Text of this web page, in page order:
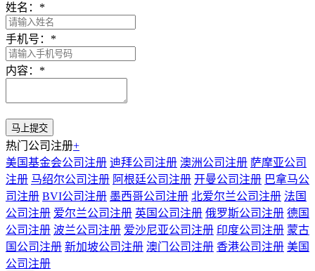
姓名： *
手机号： *
内容： *
热门公司注册+
美国基金会公司注册 迪拜公司注册 澳洲公司注册 萨摩亚公司
注册 马绍尔公司注册 阿根廷公司注册 开曼公司注册 巴拿马公
司注册 BVI公司注册 墨西哥公司注册 北爱尔兰公司注册 法国
公司注册 爱尔兰公司注册 英国公司注册 俄罗斯公司注册 德国
公司注册 波兰公司注册 爱沙尼亚公司注册 印度公司注册 蒙古
国公司注册 新加坡公司注册 澳门公司注册 香港公司注册 美国
公司注册